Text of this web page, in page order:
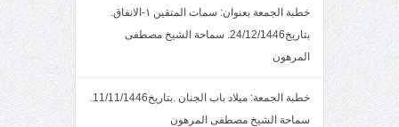
خطبة الجمعة بعنوان: سمات المتقين ١-الانفاق.
بتاريخ24/12/1446. سماحة الشيخ مصطفى
المرهون
خطبة الجمعة: ميلاد باب الجنان .بتاريخ11/11/1446.
سماحة الشيخ مصطفى المرهون